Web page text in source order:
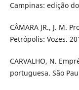
Campinas: edição
CÂMARA JR., J. M.
Petrópolis: Vozes.
CARVALHO, N.
portuguesa. São